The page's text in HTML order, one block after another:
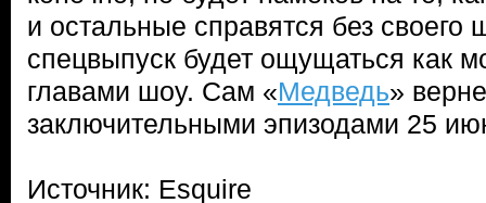
и остальные справятся без
спецвыпуск будет ощущаться как
главами шоу. Сам «Медведь»
заключительными эпизодами 25
Источник: Esquire